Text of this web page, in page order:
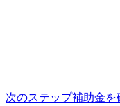
次のステップ補助金